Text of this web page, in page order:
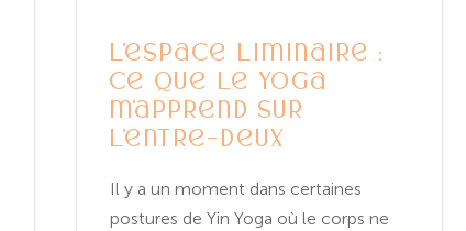
L’espace liminaire :
ce que le yoga
m’apprend sur
l’entre-deux
Il y a un moment dans certaines
postures de Yin Yoga où le corps ne